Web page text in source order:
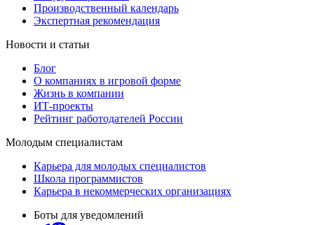
Производственный календарь
Экспертная рекомендация
Новости и статьи
Блог
О компаниях в игровой форме
Жизнь в компании
ИТ-проекты
Рейтинг работодателей России
Молодым специалистам
Карьера для молодых специалистов
Школа программистов
Карьера в некоммерческих организациях
Боты для уведомлений